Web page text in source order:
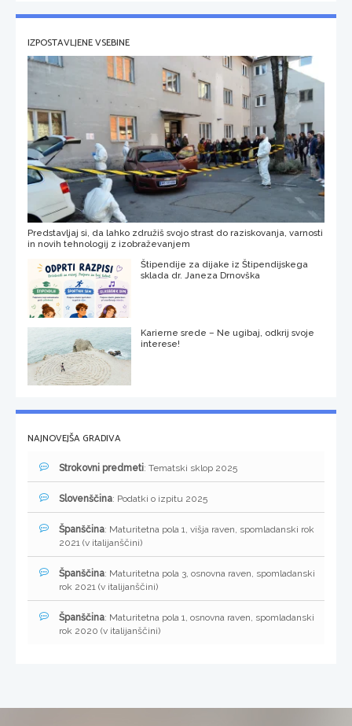
IZPOSTAVLJENE VSEBINE
Predstavljaj si, da lahko združiš svojo strast do raziskovanja, varnosti
in novih tehnologij z izobraževanjem
Štipendije za dijake iz Štipendijskega
sklada dr. Janeza Drnovška
Karierne srede – Ne ugibaj, odkrij svoje
interese!
NAJNOVEJŠA GRADIVA
Strokovni predmeti: Tematski sklop 2025
Slovenščina: Podatki o izpitu 2025
Španščina: Maturitetna pola 1, višja raven, spomladanski rok
2021 (v italijanščini)
Španščina: Maturitetna pola 3, osnovna raven, spomladanski
rok 2021 (v italijanščini)
Španščina: Maturitetna pola 1, osnovna raven, spomladanski
rok 2020 (v italijanščini)